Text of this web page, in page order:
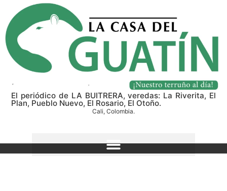
El periódico de LA BUITRERA, veredas: La Riverita, El
Plan, Pueblo Nuevo, El Rosario, El Otoño.
Cali, Colombia.